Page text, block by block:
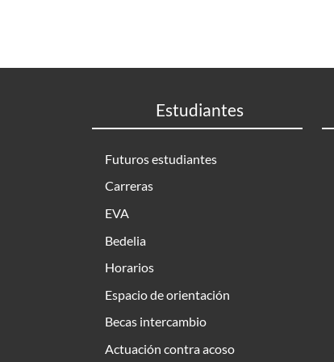
Estudiantes
Futuros estudiantes
Carreras
EVA
Bedelia
Horarios
Espacio de orientación
Becas intercambio
Actuación contra acoso